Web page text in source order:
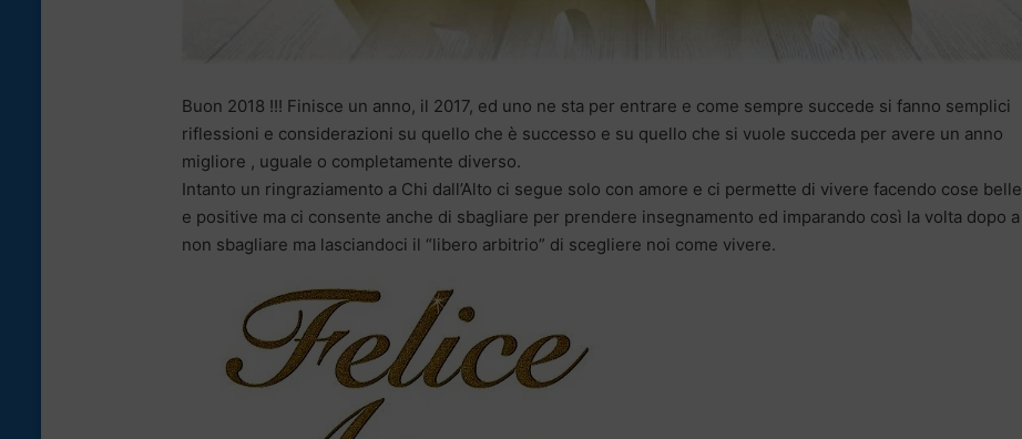
Buon 2018 !!! Finisce un anno, il 2017, ed uno ne sta per entrare e come sempre succede si fanno semplici
riflessioni e considerazioni su quello che è successo e su quello che si vuole succeda per avere un anno
migliore , uguale o completamente diverso.
Intanto un ringraziamento a Chi dall’Alto ci segue solo con amore e ci permette di vivere facendo cose belle
e positive ma ci consente anche di sbagliare per prendere insegnamento ed imparando così la volta dopo a
non sbagliare ma lasciandoci il “libero arbitrio” di scegliere noi come vivere.